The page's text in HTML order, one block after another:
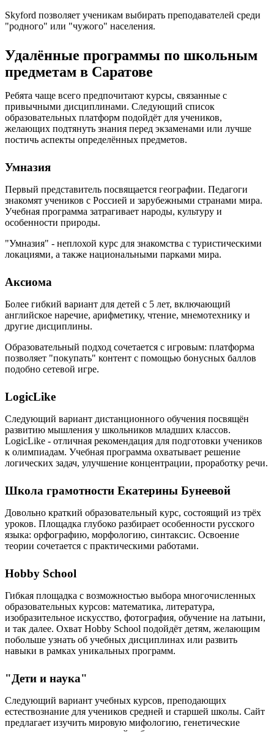
Skyford позволяет ученикам выбирать преподавателей среди
"родного" или "чужого" населения.
Удалённые программы по школьным
предметам в Саратове
Ребята чаще всего предпочитают курсы, связанные с
привычными дисциплинами. Следующий список
образовательных платформ подойдёт для учеников,
желающих подтянуть знания перед экзаменами или лучше
постичь аспекты определённых предметов.
Умназия
Первый представитель посвящается географии. Педагоги
знакомят учеников с Россией и зарубежными странами мира.
Учебная программа затрагивает народы, культуру и
особенности природы.
"Умназия" - неплохой курс для знакомства с туристическими
локациями, а также национальными парками мира.
Аксиома
Более гибкий вариант для детей с 5 лет, включающий
английское наречие, арифметику, чтение, мнемотехнику и
другие дисциплины.
Образовательный подход сочетается с игровым: платформа
позволяет "покупать" контент с помощью бонусных баллов
подобно сетевой игре.
LogicLike
Следующий вариант дистанционного обучения посвящён
развитию мышления у школьников младших классов.
LogicLike - отличная рекомендация для подготовки учеников
к олимпиадам. Учебная программа охватывает решение
логических задач, улучшение концентрации, проработку речи.
Школа грамотности Екатерины Бунеевой
Довольно краткий образовательный курс, состоящий из трёх
уроков. Площадка глубоко разбирает особенности русского
языка: орфографию, морфологию, синтаксис. Освоение
теории сочетается с практическими работами.
Hobby School
Гибкая площадка с возможностью выбора многочисленных
образовательных курсов: математика, литература,
изобразительное искусство, фотография, обучение на латыни,
и так далее. Охват Hobby School подойдёт детям, желающим
побольше узнать об учебных дисциплинах или развить
навыки в рамках уникальных программ.
"Дети и наука"
Следующий вариант учебных курсов, преподающих
естествознание для учеников средней и старшей школы. Сайт
предлагает изучить мировую мифологию, генетические